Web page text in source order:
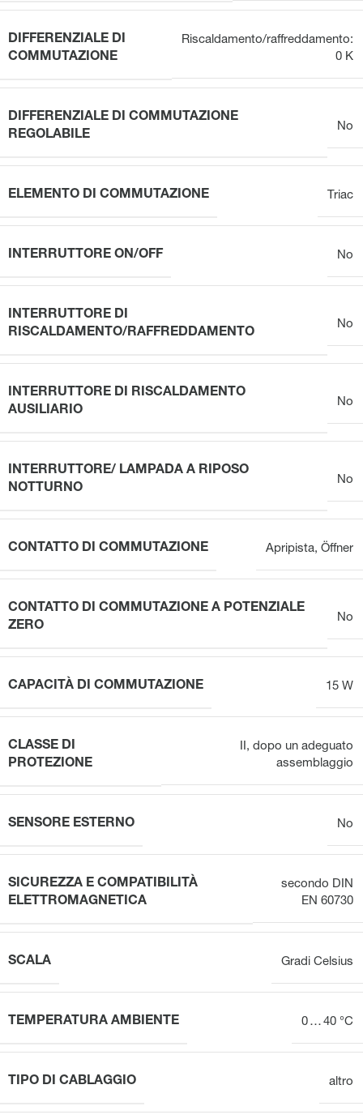
DIFFERENZIALE DI
COMMUTAZIONE
Riscaldamento/raffreddamento:
0 K
DIFFERENZIALE DI COMMUTAZIONE
REGOLABILE
No
ELEMENTO DI COMMUTAZIONE Triac
INTERRUTTORE ON/OFF No
INTERRUTTORE DI
RISCALDAMENTO/RAFFREDDAMENTO
No
INTERRUTTORE DI RISCALDAMENTO
AUSILIARIO
No
INTERRUTTORE/ LAMPADA A RIPOSO
NOTTURNO
No
CONTATTO DI COMMUTAZIONE Apripista, Öffner
CONTATTO DI COMMUTAZIONE A POTENZIALE
ZERO
No
CAPACITÀ DI COMMUTAZIONE 15 W
CLASSE DI
PROTEZIONE
II, dopo un adeguato
assemblaggio
SENSORE ESTERNO No
SICUREZZA E COMPATIBILITÀ
ELETTROMAGNETICA
secondo DIN
EN 60730
SCALA Gradi Celsius
TEMPERATURA AMBIENTE 0 … 40 °C
TIPO DI CABLAGGIO altro